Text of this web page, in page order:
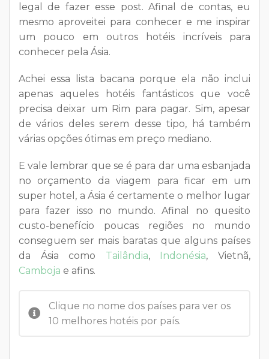
legal de fazer esse post. Afinal de contas, eu
mesmo aproveitei para conhecer e me inspirar
um pouco em outros hotéis incríveis para
conhecer pela Ásia.
Achei essa lista bacana porque ela não inclui
apenas aqueles hotéis fantásticos que você
precisa deixar um Rim para pagar. Sim, apesar
de vários deles serem desse tipo, há também
várias opções ótimas em preço mediano.
E vale lembrar que se é para dar uma esbanjada
no orçamento da viagem para ficar em um
super hotel, a Ásia é certamente o melhor lugar
para fazer isso no mundo. Afinal no quesito
custo-benefício poucas regiões no mundo
conseguem ser mais baratas que alguns países
da Ásia como Tailândia, Indonésia, Vietnã,
Camboja e afins.
Clique no nome dos países para ver os
10 melhores hotéis por país.